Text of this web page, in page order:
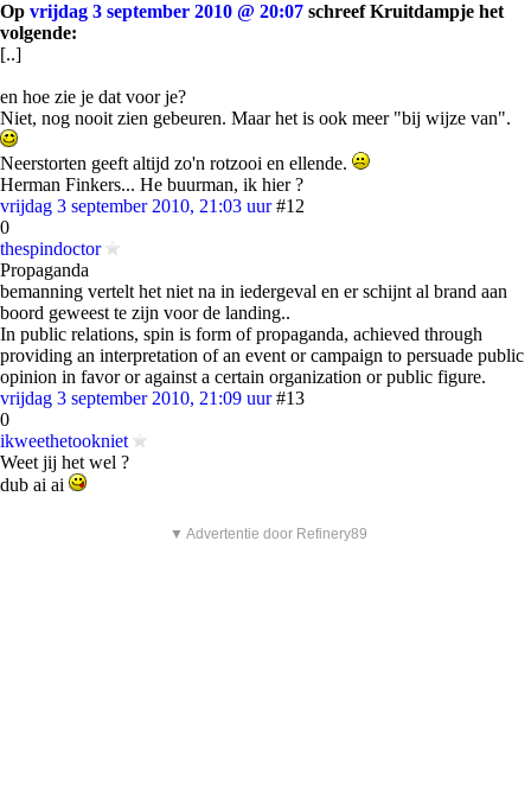
Op vrijdag 3 september 2010 @ 20:07 schreef Kruitdampje het
volgende:
[..]
en hoe zie je dat voor je?
Niet, nog nooit zien gebeuren. Maar het is ook meer "bij wijze van".
Neerstorten geeft altijd zo'n rotzooi en ellende.
Herman Finkers... He buurman, ik hier ?
vrijdag 3 september 2010, 21:03 uur #12
0
thespindoctor
Propaganda
bemanning vertelt het niet na in iedergeval en er schijnt al brand aan
boord geweest te zijn voor de landing..
In public relations, spin is form of propaganda, achieved through
providing an interpretation of an event or campaign to persuade public
opinion in favor or against a certain organization or public figure.
vrijdag 3 september 2010, 21:09 uur #13
0
ikweethetookniet
Weet jij het wel ?
dub ai ai
▼ Advertentie door Refinery89